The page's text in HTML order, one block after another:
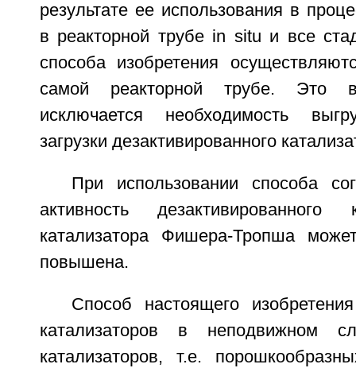
результате ее использования в
в реакторной трубе in situ и все
способа изобретения
самой реакторной трубе. Это
исключается необходимость
загрузки дезактивированного
При использовании способа
активность дезактивированного
катализатора Фишера-Тропша
повышена.
Способ настоящего
катализаторов в неподвижном
катализаторов, т.е.